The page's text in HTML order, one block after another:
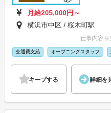
月給205,000円～
横浜市中区 / 桜木町駅
仕事内容
交通費支給 オープニングスタッフ
キープする 詳細を